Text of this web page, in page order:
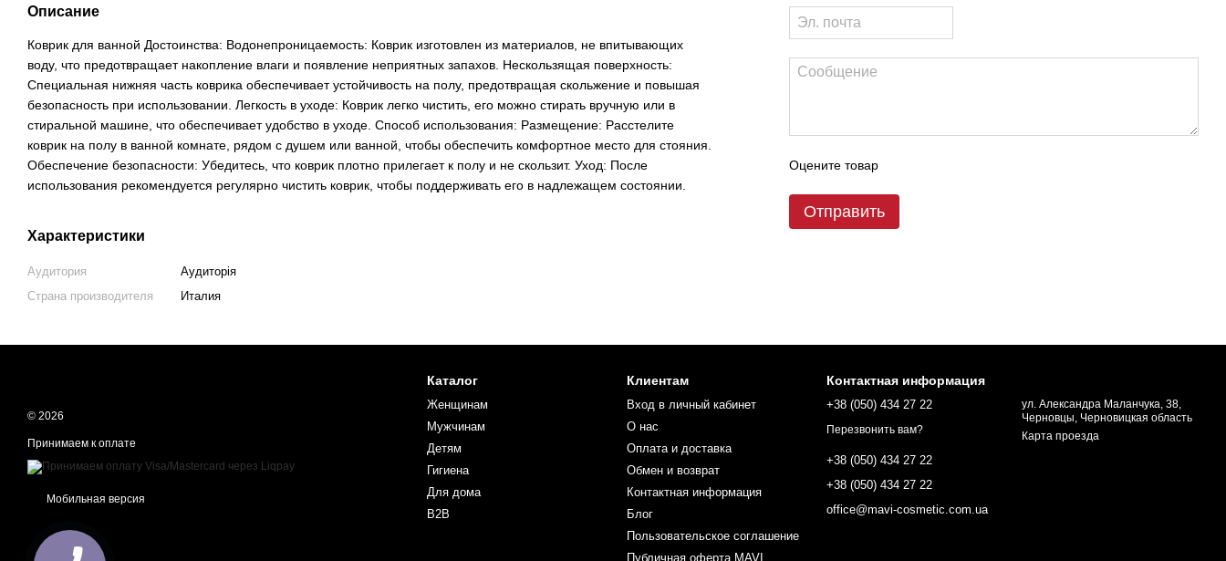
Описание
Коврик для ванной Достоинства: Водонепроницаемость: Коврик изготовлен из материалов, не впитывающих
воду, что предотвращает накопление влаги и появление неприятных запахов. Нескользящая поверхность:
Специальная нижняя часть коврика обеспечивает устойчивость на полу, предотвращая скольжение и повышая
безопасность при использовании. Легкость в уходе: Коврик легко чистить, его можно стирать вручную или в
стиральной машине, что обеспечивает удобство в уходе. Способ использования: Размещение: Расстелите
коврик на полу в ванной комнате, рядом с душем или ванной, чтобы обеспечить комфортное место для стояния.
Обеспечение безопасности: Убедитесь, что коврик плотно прилегает к полу и не скользит. Уход: После
использования рекомендуется регулярно чистить коврик, чтобы поддерживать его в надлежащем состоянии.
Характеристики
Аудитория
Аудиторія
Страна производителя
Италия
Оцените товар
Отправить
© 2026
Принимаем к оплате
Мобильная версия
Каталог
Женщинам
Мужчинам
Детям
Гигиена
Для дома
B2B
Клиентам
Вход в личный кабинет
О нас
Оплата и доставка
Обмен и возврат
Контактная информация
Блог
Пользовательское соглашение
Публичная оферта MAVI
Контактная информация
+38 (050) 434 27 22
Перезвонить вам?
+38 (050) 434 27 22
+38 (050) 434 27 22
office@mavi-cosmetic.com.ua
ул. Александра Маланчука, 38,
Черновцы, Черновицкая область
Карта проезда